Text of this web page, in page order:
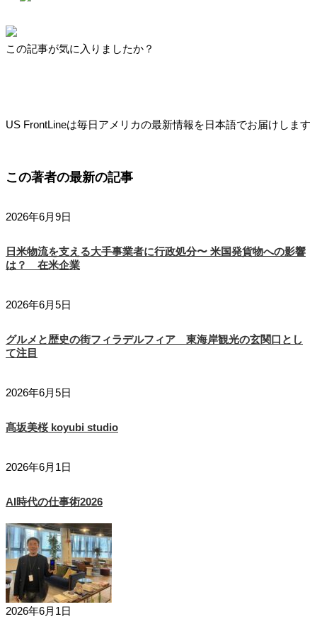
この記事が気に入りましたか？
US FrontLineは毎日アメリカの最新情報を日本語でお届けします
この著者の最新の記事
2026年6月9日
日米物流を支える大手事業者に行政処分〜 米国発貨物への影響
は？ 在米企業
2026年6月5日
グルメと歴史の街フィラデルフィア 東海岸観光の玄関口とし
て注目
2026年6月5日
髙坂美桜 koyubi studio
2026年6月1日
AI時代の仕事術2026
2026年6月1日